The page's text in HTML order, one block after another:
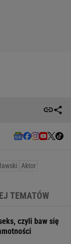
Aktor
TEMATÓW
czyli baw się